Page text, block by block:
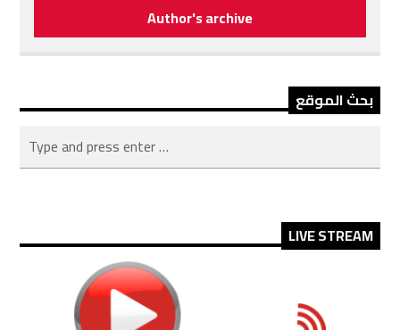
Author's archive
بحث الموقع
LIVE STREAM